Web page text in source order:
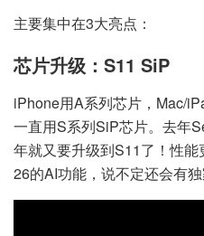
主要集中在3大亮点：
芯片升级：S11 SiP
iPhone用A系列芯片，Mac/
一直用S系列SiP芯片。去年
年就又要升级到S11了！性
26的AI功能，说不定还会有